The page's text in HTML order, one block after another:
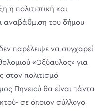
η πολιτιστική και
αναβάθμιση του δήμου
παρέλειψε να συγχαρεί
«Οξύαυλος» για
στον πολιτισμό
Πηνειού θα είναι πάντα
σε όποιον σύλλογο